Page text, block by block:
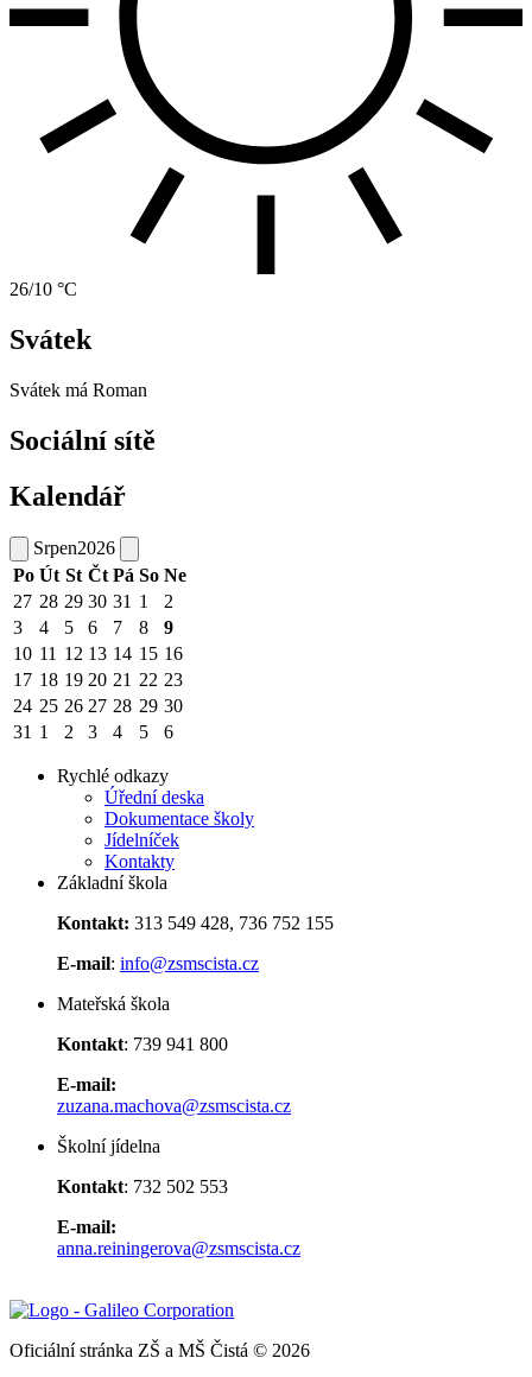
26/10 °C
Svátek
Svátek má Roman
Sociální sítě
Kalendář
Srpen2026
Po Út St Čt Pá So Ne
27 28 29 30 31 1
2
3
4 5 6 7 8
9
10 11 12 13 14 15 16
17 18 19 20 21 22 23
24 25 26 27 28 29 30
31 1 2 3 4 5 6
Rychlé odkazy
Úřední deska
Dokumentace školy
Jídelníček
Kontakty
Základní škola
Kontakt: 313 549 428, 736 752 155
E-mail: info@zsmscista.cz
Mateřská škola
Kontakt: 739 941 800
E-mail:
zuzana.machova@zsmscista.cz
Školní jídelna
Kontakt: 732 502 553
E-mail:
anna.reiningerova@zsmscista.cz
Oficiální stránka ZŠ a MŠ Čistá © 2026